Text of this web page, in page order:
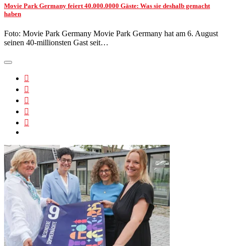
Movie Park Germany feiert 40.000.0000 Gäste: Was sie deshalb gemacht
haben
Foto: Movie Park Germany Movie Park Germany hat am 6. August
seinen 40-millionsten Gast seit…